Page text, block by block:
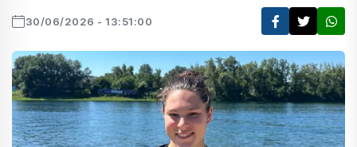
30/06/2026 - 13:51:00